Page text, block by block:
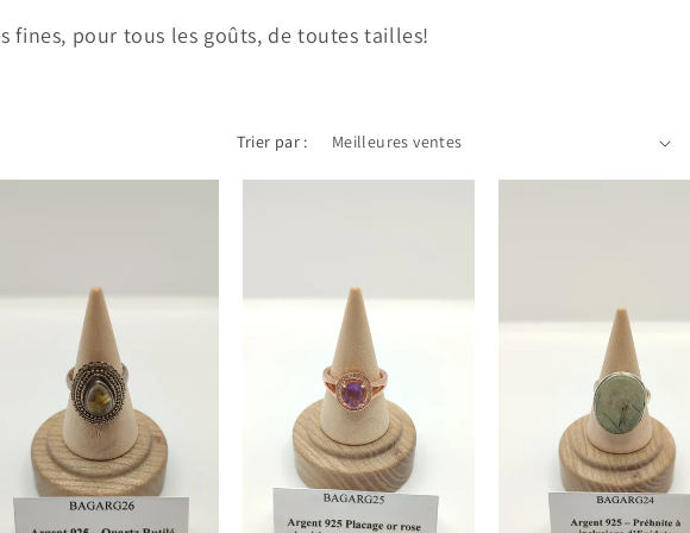
fines, pour tous les goûts, de toutes tailles!
Trier par :